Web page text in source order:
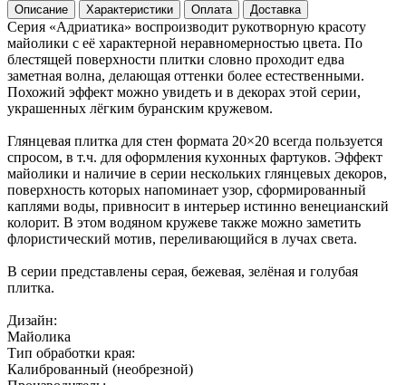
Описание Характеристики Оплата Доставка
Серия «Адриатика» воспроизводит рукотворную красоту
майолики с её характерной неравномерностью цвета. По
блестящей поверхности плитки словно проходит едва
заметная волна, делающая оттенки более естественными.
Похожий эффект можно увидеть и в декорах этой серии,
украшенных лёгким буранским кружевом.
Глянцевая плитка для стен формата 20×20 всегда пользуется
спросом, в т.ч. для оформления кухонных фартуков. Эффект
майолики и наличие в серии нескольких глянцевых декоров,
поверхность которых напоминает узор, сформированный
каплями воды, привносит в интерьер истинно венецианский
колорит. В этом водяном кружеве также можно заметить
флористический мотив, переливающийся в лучах света.
В серии представлены серая, бежевая, зелёная и голубая
плитка.
Дизайн:
Майолика
Тип обработки края:
Калиброванный (необрезной)